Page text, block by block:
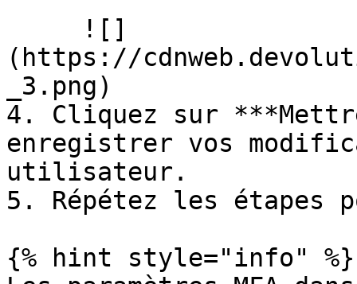
(https://
_3.png)
4. Cliquez sur
enregistrer vos
utilisateur.
5. Répétez les étapes
{% hint style="info" %}